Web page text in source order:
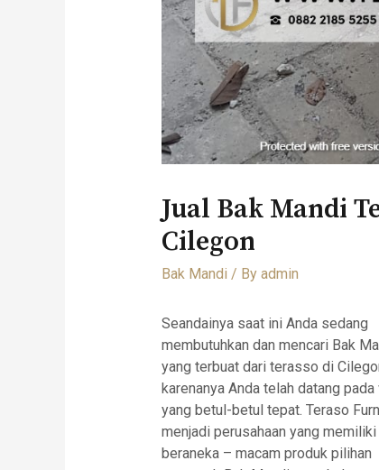
Jual Bak Mandi
Cilegon
Bak Mandi / By admin
Seandainya saat ini Anda sedang
membutuhkan dan mencari Bak
yang terbuat dari terasso di
karenanya Anda telah datang
yang betul-betul tepat. Teraso
menjadi perusahaan yang memiliki
beraneka – macam produk pilihan